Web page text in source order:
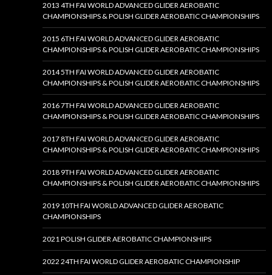
2013 4TH FAI WORLD ADVANCED GLIDER AEROBATIC
CHAMPIONSHIPS & POLISH GLIDER AEROBATIC CHAMPIONSHIPS
2015 6TH FAI WORLD ADVANCED GLIDER AEROBATIC
CHAMPIONSHIPS & POLISH GLIDER AEROBATIC CHAMPIONSHIPS
2014 5TH FAI WORLD ADVANCED GLIDER AEROBATIC
CHAMPIONSHIPS & POLISH GLIDER AEROBATIC CHAMPIONSHIPS
2016 7TH FAI WORLD ADVANCED GLIDER AEROBATIC
CHAMPIONSHIPS & POLISH GLIDER AEROBATIC CHAMPIONSHIPS
2017 8TH FAI WORLD ADVANCED GLIDER AEROBATIC
CHAMPIONSHIPS & POLISH GLIDER AEROBATIC CHAMPIONSHIPS
2018 9TH FAI WORLD ADVANCED GLIDER AEROBATIC
CHAMPIONSHIPS & POLISH GLIDER AEROBATIC CHAMPIONSHIPS
2019 10TH FAI WORLD ADVANCED GLIDER AEROBATIC
CHAMPIONSHIPS
2021 POLISH GLIDER AEROBATIC CHAMPIONSHIPS
2022 24TH FAI WORLD GLIDER AEROBATIC CHAMPIONSHIP